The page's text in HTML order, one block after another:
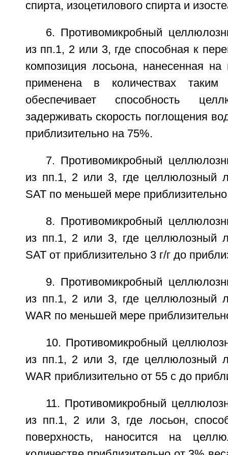
спирта, изоцетилового спирта и
6. Противомикробный
из пп.1, 2 или 3, где способная к
композиция лосьона, нанесенная
применена в количествах
обеспечивает способность
задерживать скорость поглощения
приблизительно на 75%.
7. Противомикробный
из пп.1, 2 или 3, где целлюлозный
SAT по меньшей мере приблизительно
8. Противомикробный
из пп.1, 2 или 3, где целлюлозный
SAT от приблизительно 3 г/г до
9. Противомикробный
из пп.1, 2 или 3, где целлюлозный
WAR по меньшей мере
10. Противомикробный
из пп.1, 2 или 3, где целлюлозный
WAR приблизительно от 55 с до
11. Противомикробный
из пп.1, 2 или 3, где лосьон,
поверхность, наносится на